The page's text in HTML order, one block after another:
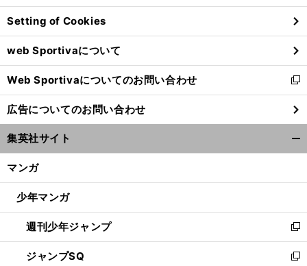
ン
ド
ウ
で
開
く
Setting of Cookies
web Sportivaについて
Web Sportivaについてのお問い合わせ
新
し
い
ウ
ィ
ン
ウ
開
く
広告についてのお問い合わせ
集英社サイト
マンガ
少年マンガ
週刊少年ジャンプ
新
し
い
ジャンプSQ
新